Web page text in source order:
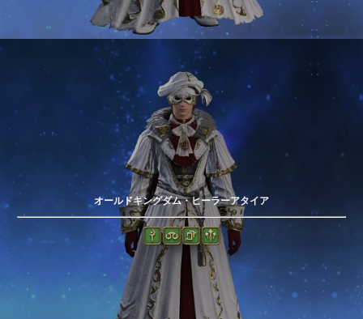
オールドキングダム・ヒーラーアタイア